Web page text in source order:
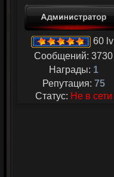
60 lvl
Сообщений: 3730
Награды: 1
Репутация: 75
Статус: Не в сети